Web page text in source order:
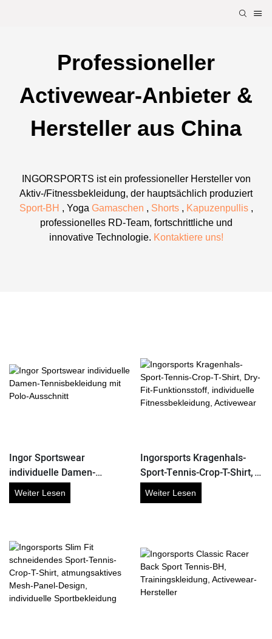
Professioneller
Activewear-Anbieter &
Hersteller aus China
INGORSPORTS ist ein professioneller Hersteller von
Aktiv-/Fitnessbekleidung, der hauptsächlich produziert
Sport-BH , Yoga Gamaschen , Shorts , Kapuzenpullis ,
professionelles RD-Team, fortschrittliche und
innovative Technologie. Kontaktiere uns!
Ingor Sportswear
individuelle Damen-
Tennisbekleidung mit Polo-
Ausschnitt
Weiter Lesen
Ingorsports Kragenhals-
Sport-Tennis-Crop-T-Shirt,
Dry-Fit-Funktionsstoff,
individuelle
Weiter Lesen